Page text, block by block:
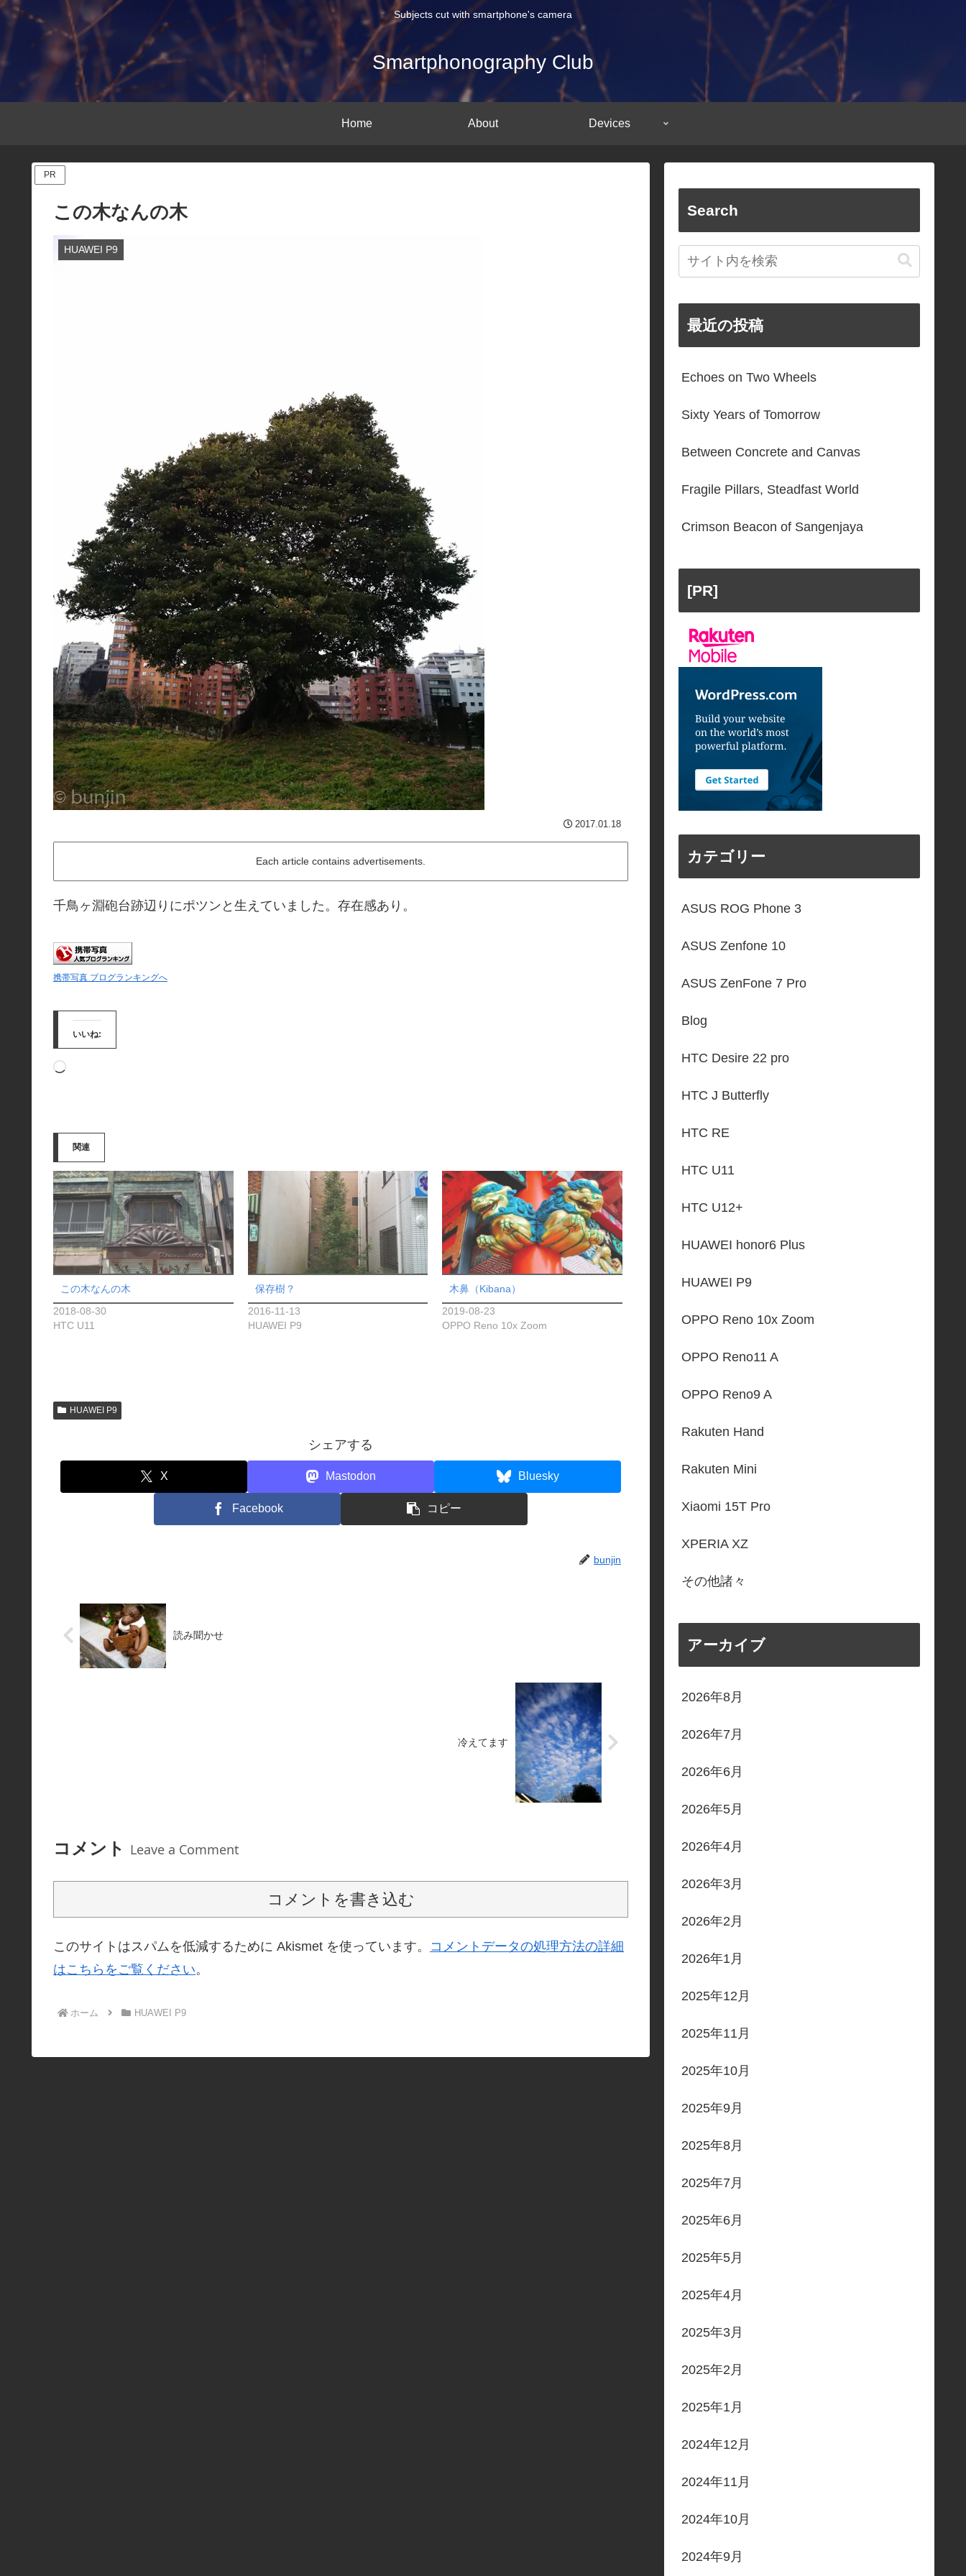
Subjects cut with smartphone's camera
Smartphonography Club
Home About Devices
PR
この木なんの木
HUAWEI P9
2017.01.18
Each article contains advertisements.
千鳥ヶ淵砲台跡辺りにポツンと生えていました。存在感あり。
携帯写真 ブログランキングへ
いいね:
読
み
中…
関連
この木なんの木
2018-08-30
HTC U11
保存樹？
2016-11-13
HUAWEI P9
木鼻（Kibana）
2019-08-23
OPPO Reno 10x Zoom
HUAWEI P9
シェアする
X Mastodon Bluesky
Facebook コピー
bunjin
読み聞かせ
冷えてます
コメント Leave a Comment
コメントを書き込む
このサイトはスパムを低減するために Akismet を使っています。 コメントデータの処理方法の詳細
はこちらをご覧ください。
ホーム HUAWEI P9
Search
最近の投稿
Echoes on Two Wheels
Sixty Years of Tomorrow
Between Concrete and Canvas
Fragile Pillars, Steadfast World
Crimson Beacon of Sangenjaya
[PR]
カテゴリー
ASUS ROG Phone 3
ASUS Zenfone 10
ASUS ZenFone 7 Pro
Blog
HTC Desire 22 pro
HTC J Butterfly
HTC RE
HTC U11
HTC U12+
HUAWEI honor6 Plus
HUAWEI P9
OPPO Reno 10x Zoom
OPPO Reno11 A
OPPO Reno9 A
Rakuten Hand
Rakuten Mini
Xiaomi 15T Pro
XPERIA XZ
その他諸々
アーカイブ
2026年8月
2026年7月
2026年6月
2026年5月
2026年4月
2026年3月
2026年2月
2026年1月
2025年12月
2025年11月
2025年10月
2025年9月
2025年8月
2025年7月
2025年6月
2025年5月
2025年4月
2025年3月
2025年2月
2025年1月
2024年12月
2024年11月
2024年10月
2024年9月